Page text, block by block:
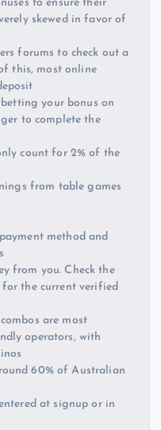
to ensure their
skewed in favor of
forums to check out a
this, most online
your bonus on
to complete the
count for 2% of the
from table games
method and
from you. Check the
the current verified
are most
operators, with
60% of Australian
at signup or in